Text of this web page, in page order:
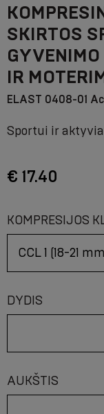
SKIRTOS
IR
ELAST 0408-01
Sportui ir
€ 17.40
KOMPRESIJOS
DYDIS
AUKŠTIS